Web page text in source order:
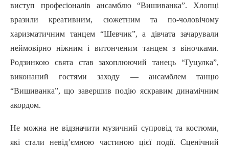
виступ професіоналів ансамблю “Вишиванка”. Хлопці
вразили креативним, сюжетним та по-чоловічому
харизматичним танцем “Шевчик”, а дівчата зачарували
неймовірно ніжним і витонченим танцем з віночками.
Родзинкою свята став захоплюючий танець “Гуцулка”,
виконаний гостями заходу — ансамблем танцю
“Вишиванка”, що завершив подію яскравим динамічним
акордом.
Не можна не відзначити музичний супровід та костюми,
які стали невід’ємною частиною цієї події. Сценічний